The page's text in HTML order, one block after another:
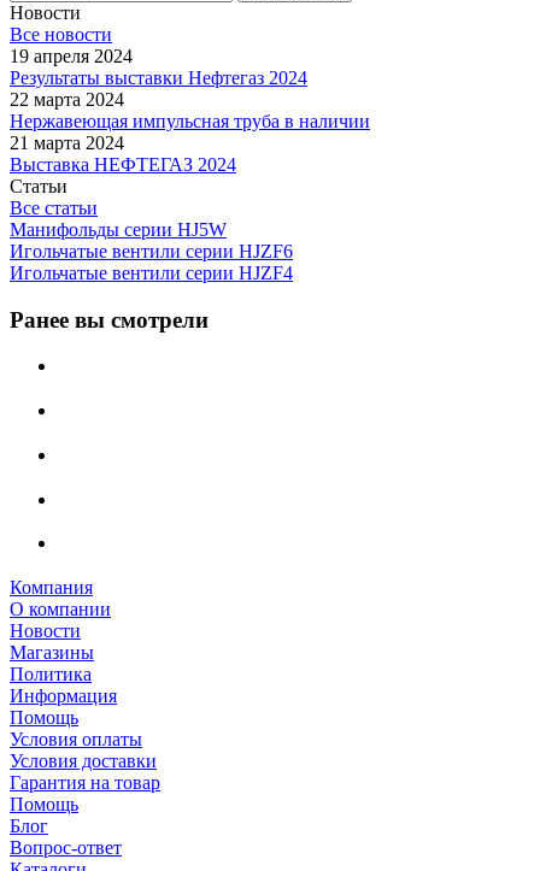
Новости
Все новости
19 апреля 2024
Результаты выставки Нефтегаз 2024
22 марта 2024
Нержавеющая импульсная труба в наличии
21 марта 2024
Выставка НЕФТЕГАЗ 2024
Статьи
Все статьи
Манифольды серии HJ5W
Игольчатые вентили серии HJZF6
Игольчатые вентили серии HJZF4
Ранее вы смотрели
Компания
О компании
Новости
Магазины
Политика
Информация
Помощь
Условия оплаты
Условия доставки
Гарантия на товар
Помощь
Блог
Вопрос-ответ